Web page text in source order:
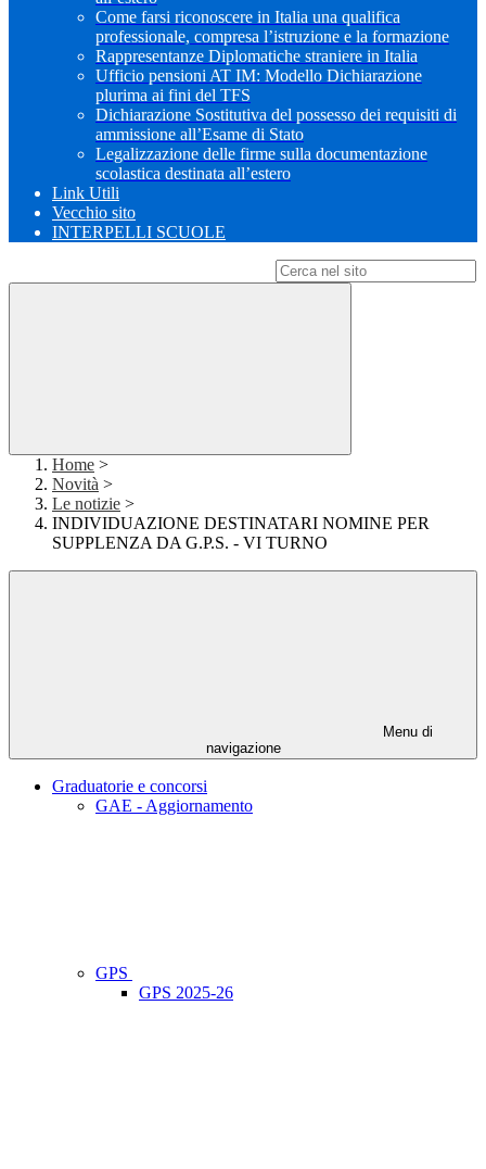
Come farsi riconoscere in Italia una qualifica
professionale, compresa l’istruzione e la formazione
Rappresentanze Diplomatiche straniere in Italia
Ufficio pensioni AT IM: Modello Dichiarazione
plurima ai fini del TFS
Dichiarazione Sostitutiva del possesso dei requisiti di
ammissione all’Esame di Stato
Legalizzazione delle firme sulla documentazione
scolastica destinata all’estero
Link Utili
Vecchio sito
INTERPELLI SCUOLE
Home >
Novità >
Le notizie >
INDIVIDUAZIONE DESTINATARI NOMINE PER
SUPPLENZA DA G.P.S. - VI TURNO
Menu di
navigazione
Graduatorie e concorsi
GAE - Aggiornamento
GPS
GPS 2025-26